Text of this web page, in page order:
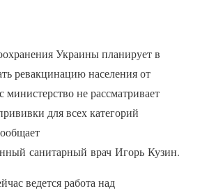
Украины планирует в
ревакцинацию населения от
министерство не рассматривает
для всех категорий
санитарный врач Игорь Кузин.
ведется работа над